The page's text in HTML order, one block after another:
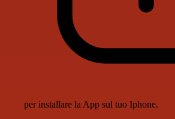
per installare la App sul tuo Iphone.